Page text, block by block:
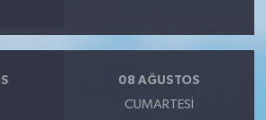
08 AĞUSTOS
CUMARTESI